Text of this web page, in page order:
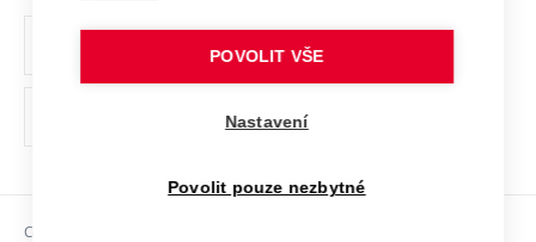
Ochrana osobních údajů
odkaz)
Sociální bezpečí
Copyright © 2026 VUT
POVOLIT VŠE
Nastavení
Povolit pouze nezbytné